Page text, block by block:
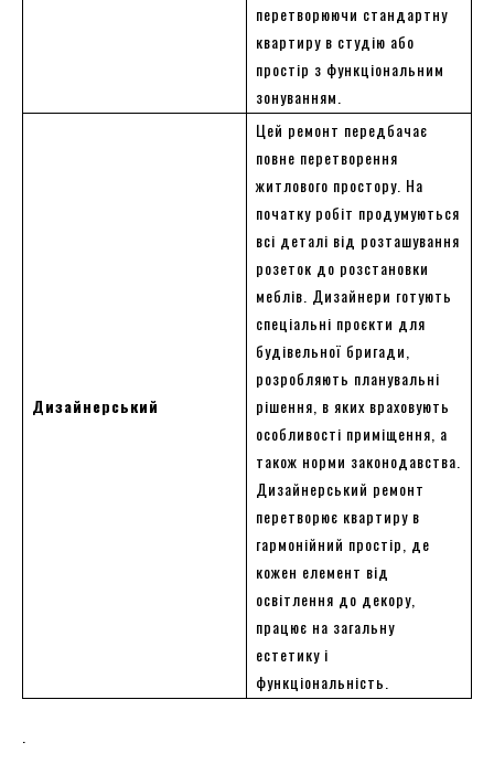
перетворюючи стандартну
квартиру в студію або
простір з функціональним
зонуванням.
Дизайнерський
Цей ремонт передбачає
повне перетворення
житлового простору. На
початку робіт продумуються
всі деталі від розташування
розеток до розстановки
меблів. Дизайнери готують
спеціальні проєкти для
будівельної бригади,
розробляють планувальні
рішення, в яких враховують
особливості приміщення, а
також норми законодавства.
Дизайнерський ремонт
перетворює квартиру в
гармонійний простір, де
кожен елемент від
освітлення до декору,
працює на загальну
естетику і
функціональність.